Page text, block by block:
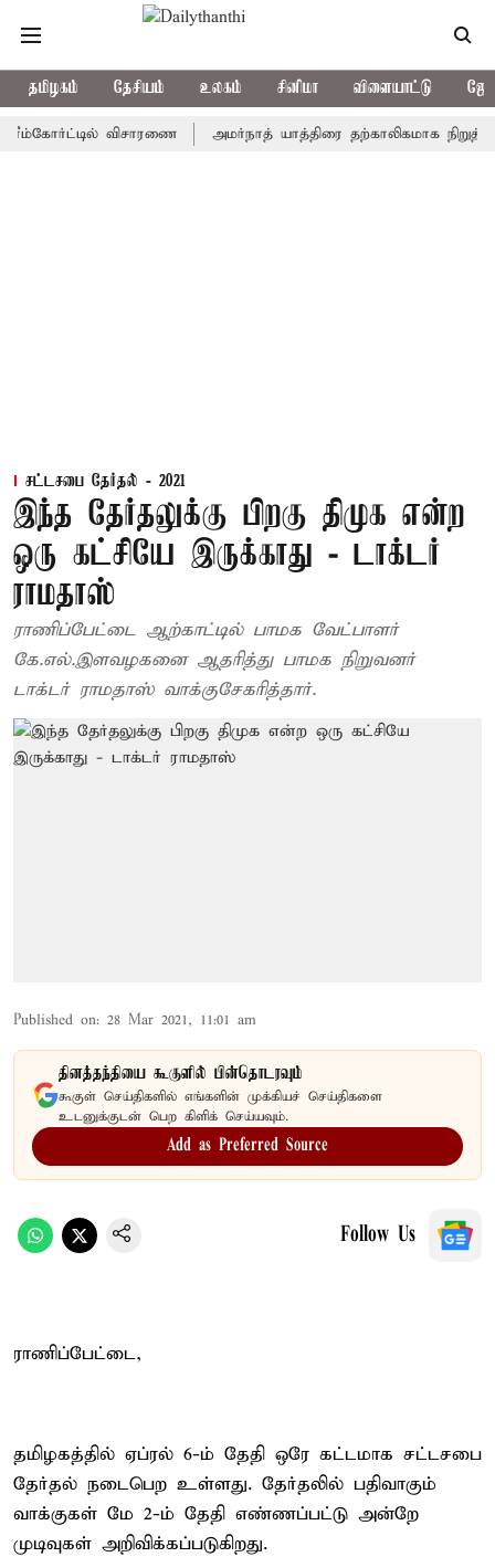
தமிழகம் தேசியம் உலகம் சினிமா விளையாட்டு
விசாரணை அமர்நாத் யாத்திரை தற்காலிகமாக நிறுத்தம்
சட்டசபை தேர்தல் - 2021
இந்த தேர்தலுக்கு பிறகு திமுக என்ற
ஒரு கட்சியே இருக்காது - டாக்டர்
ராமதாஸ்
ராணிப்பேட்டை ஆற்காட்டில் பாமக வேட்பாளர்
கே.எல்.இளவழகனை ஆதரித்து பாமக நிறுவனர்
டாக்டர் ராமதாஸ் வாக்குசேகரித்தார்.
Published on: 28 Mar 2021, 11:01 am
தினத்தந்தியை கூகுளில் பின்தொடரவும்
கூகுள் செய்திகளில் எங்களின் முக்கியச் செய்திகளை
உடனுக்குடன் பெற கிளிக் செய்யவும்.
Add as Preferred Source
Follow Us
ராணிப்பேட்டை,
தமிழகத்தில் ஏப்ரல் 6-ம் தேதி ஒரே கட்டமாக சட்டசபை
தேர்தல் நடைபெற உள்ளது. தேர்தலில் பதிவாகும்
வாக்குகள் மே 2-ம் தேதி எண்ணப்பட்டு அன்றே
முடிவுகள் அறிவிக்கப்படுகிறது.